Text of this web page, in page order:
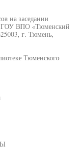
на заседании
ГОУ ВПО «Тюменский
г. Тюмень,
Тюменского